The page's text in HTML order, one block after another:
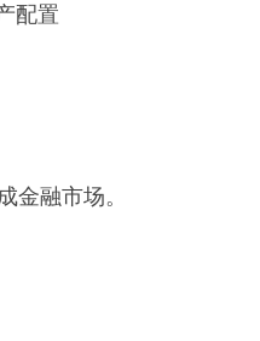
配置
金融市场。